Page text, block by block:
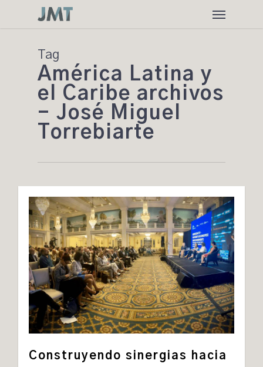
Tag
América Latina y
el Caribe archivos
- José Miguel
Torrebiarte
Construyendo sinergias hacia